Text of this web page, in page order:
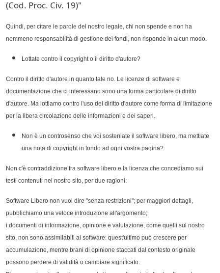
(Cod. Proc. Civ. 19)"
Quindi, per citare le parole del nostro legale, chi non spende e non ha
nemmeno responsabilità di gestione dei fondi, non risponde in alcun modo.
Lottate contro il copyright o il diritto d'autore?
Contro il diritto d'autore in quanto tale no. Le licenze di software e
documentazione che ci interessano sono una forma particolare di diritto
d'autore. Ma lottiamo contro l'uso del diritto d'autore come forma di limitazione
per la libera circolazione delle informazioni e dei saperi.
Non è un controsenso che voi sosteniate il software libero, ma mettiate
una nota di copyright in fondo ad ogni vostra pagina?
Non c'è contraddizione fra software libero e la licenza che concediamo sui
testi contenuti nel nostro sito, per due ragioni:
Software Libero non vuol dire "senza restrizioni"; per maggiori dettagli,
pubblichiamo una veloce introduzione all'argomento;
i documenti di informazione, opinione e valutazione, come quelli sul nostro
sito, non sono assimilabili al software: quest'ultimo può crescere per
accumulazione, mentre brani di opinione staccati dal contesto originale
possono perdere di validità o cambiare significato.